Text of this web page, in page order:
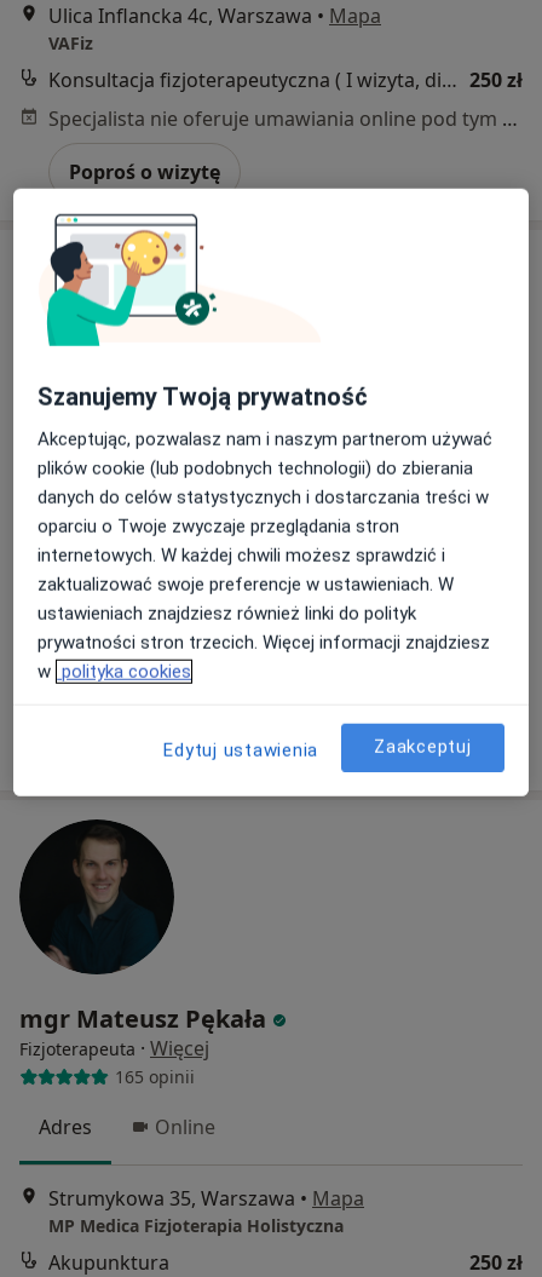
Ulica Inflancka 4c, Warszawa • Mapa
VAFiz
Konsultacja fizjoterapeutyczna ( I wizyta, diagnoza + terapia ) 250 zł
Specjalista nie oferuje umawiania online pod tym adresem.
Poproś o wizytę
Bezpieczne płatności
mgr Jan Różyło
Fizjoterapeuta ·Więcej
27 opinii
Józefa Siemieńskiego 3, Warszawa•Mapa
CARELIFE CLINIC
Konsultacja fizjoterapeutyczna
220 zł
Poproś o wizytę
mgr Mateusz Pękała
Fizjoterapeuta · Więcej
165 opinii
Adres Online
Strumykowa 35, Warszawa • Mapa
MP Medica Fizjoterapia Holistyczna
Akupunktura 250 zł
Szanujemy Twoją prywatność
Akceptując, pozwalasz nam i naszym partnerom używać
plików cookie (lub podobnych technologii) do zbierania
danych do celów statystycznych i dostarczania treści w
oparciu o Twoje zwyczaje przeglądania stron
internetowych. W każdej chwili możesz sprawdzić i
zaktualizować swoje preferencje w ustawieniach. W
ustawieniach znajdziesz również linki do polityk
prywatności stron trzecich. Więcej informacji znajdziesz
w polityka cookies
Edytuj ustawienia Zaakceptuj